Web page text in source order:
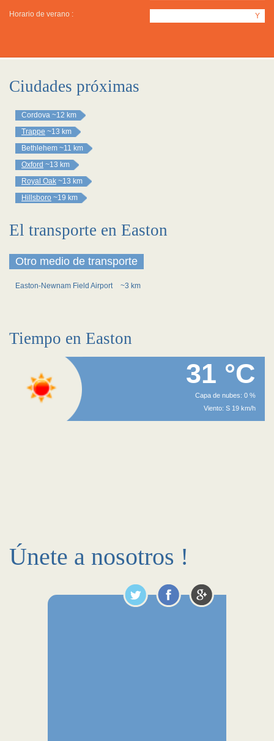
Horario de verano : Y
Ciudades próximas
Cordova ~12 km
Trappe ~13 km
Bethlehem ~11 km
Oxford ~13 km
Royal Oak ~13 km
Hillsboro ~19 km
El transporte en Easton
Otro medio de transporte
Easton-Newnam Field Airport ~3 km
Tiempo en Easton
31 °C
Capa de nubes: 0 %
Viento: S 19 km/h
Únete a nosotros !